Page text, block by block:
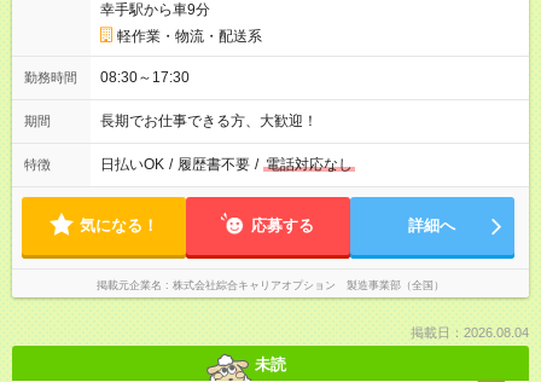
幸手駅から車9分
軽作業・物流・配送系
勤務時間 08:30～17:30
期間 長期でお仕事できる方、大歓迎！
特徴 日払いOK / 履歴書不要 / 電話対応なし
気になる！ 応募する 詳細へ
掲載元企業名 株式会社綜合キャリアオプション 製造事業部（全国）
掲載日：2026.08.04
未読